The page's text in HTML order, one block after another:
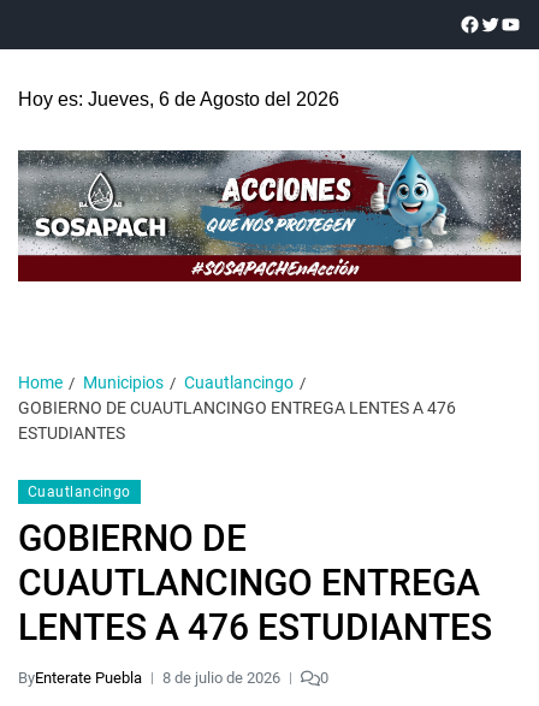
Hoy es: Jueves, 6 de Agosto del 2026
Home Municipios
Cuautlancingo
GOBIERNO DE CUAUTLANCINGO ENTREGA LENTES A 476
ESTUDIANTES
Cuautlancingo
GOBIERNO DE
CUAUTLANCINGO ENTREGA
LENTES A 476 ESTUDIANTES
ByEnterate Puebla 8 de julio de 2026 0